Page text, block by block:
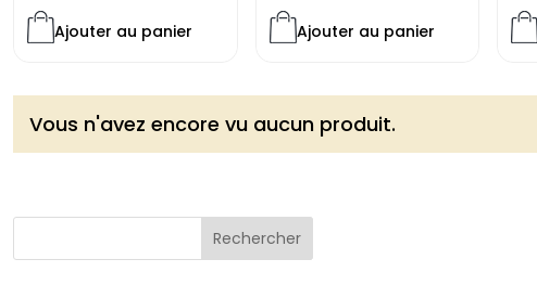
Ajouter au panier Ajouter au panier
Vous n'avez encore vu aucun produit.
Rechercher